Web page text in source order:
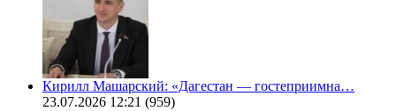
Кирилл Машарский: «Дагестан — гостеприимна…
23.07.2026 12:21 (959)